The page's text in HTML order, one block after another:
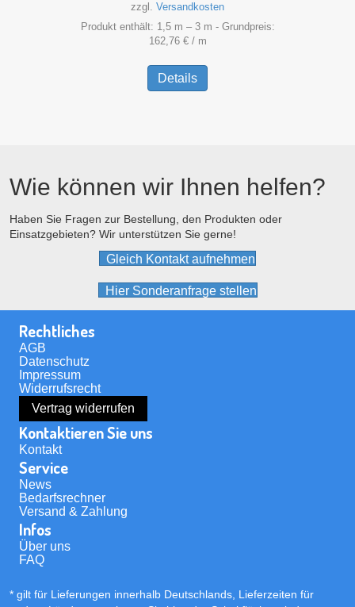
zzgl. Versandkosten
Produkt enthält: 1,5 m – 3 m - Grundpreis:
162,76 €/ m
Details
weist
können
der
Produktseite
gewählt
werden
Wie können wir Ihnen helfen?
Haben Sie Fragen zur Bestellung, den Produkten oder
Einsatzgebieten? Wir unterstützen Sie gerne!
Gleich Kontakt aufnehmen
Hier Sonderanfrage stellen
Rechtliches
AGB
Datenschutz
Impressum
Widerrufsrecht
Vertrag widerrufen
Kontaktieren Sie uns
Kontakt
Service
News
Bedarfsrechner
Versand & Zahlung
Infos
Über uns
FAQ
* gilt für Lieferungen innerhalb Deutschlands, Lieferzeiten für